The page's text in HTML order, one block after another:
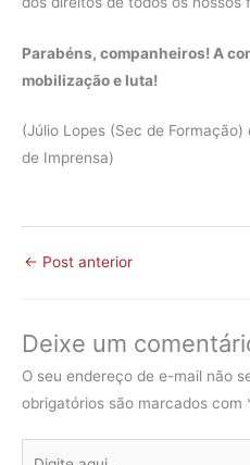
Parabéns, companheiros! A
mobilização e luta!
(Júlio Lopes (Sec de
de Imprensa)
← Post anterior
Deixe um
O seu endereço de e-mail não
obrigatórios são marcados com